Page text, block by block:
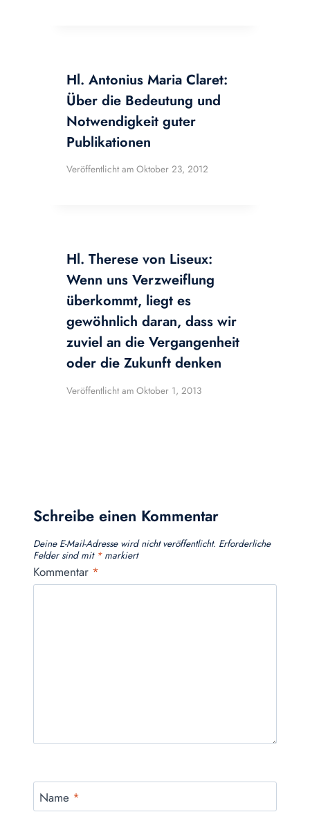
Hl. Antonius Maria Claret:
Über die Bedeutung und
Notwendigkeit guter
Publikationen
Veröffentlicht am Oktober 23, 2012
Hl. Therese von Liseux:
Wenn uns Verzweiflung
überkommt, liegt es
gewöhnlich daran, dass wir
zuviel an die Vergangenheit
oder die Zukunft denken
Veröffentlicht am Oktober 1, 2013
Schreibe einen Kommentar
Deine E-Mail-Adresse wird nicht veröffentlicht. Erforderliche
Felder sind mit *markiert
Kommentar *
Name *